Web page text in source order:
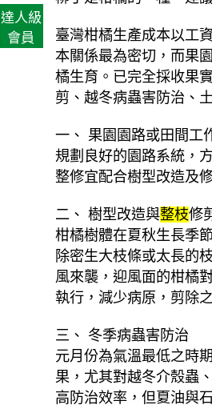
達人級
會員
臺灣柑橘生產成本以工
本關係最為密切，而果
橘生育。已完全採收果
剪、越冬病蟲害防治、
一、 果園園路或田間工
規劃良好的園路系統，
整修宜配合樹型改造及
二、 樹型改造與整枝修
柑橘樹體在夏秋生長季
除密生大枝條或太長的
風來襲，迎風面的柑橘
執行，減少病原，剪除
三、 冬季病蟲害防治
元月份為氣溫最低之時
果，尤其對越冬介殼蟲
高防治效率，但夏油與